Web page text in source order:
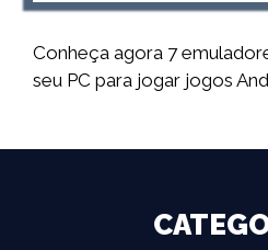
Conheça agora 7
seu PC para jogar jogos